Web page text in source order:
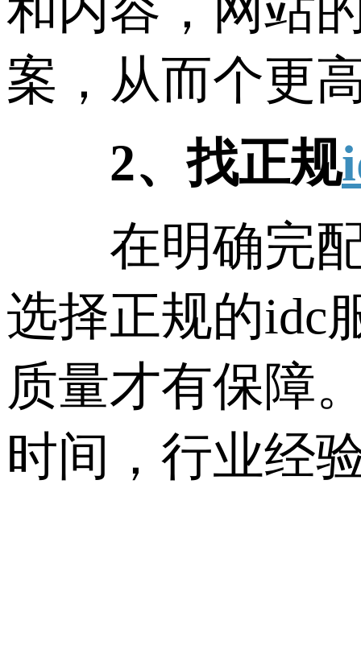
案，从而个更
2、找正规
在明确完配
选择正规的idc
质量才有保障
时间，行业经